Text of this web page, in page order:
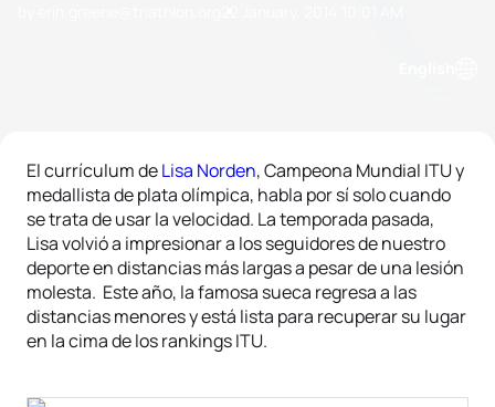
El currículum deLisa Norden, Campeona Mundial ITU y
medallista de plata olímpica, habla por sí solo cuando
se trata de usar la velocidad. La temporada pasada,
Lisa volvió a impresionar a los seguidores de nuestro
deporte en distancias más largas a pesar de una lesión
molesta. Este año, la famosa sueca regresa a las
distancias menores y está lista para recuperar su lugar
en la cima de los rankings ITU.